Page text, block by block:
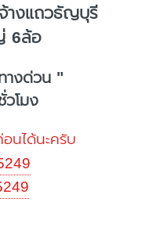
างแถวธัญบุรี
6ล้อ
างด่วน "
โมง
นได้นะครับ